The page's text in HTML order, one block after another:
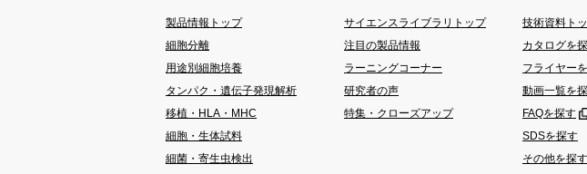
製品情報トップ
細胞分離
用途別細胞培養
タンパク・遺伝子発現解析
移植・HLA・MHC
細胞・生体試料
細菌・寄生虫検出
サイエンスライブラリトップ
注目の製品情報
ラーニングコーナー
研究者の声
特集・クローズアップ
技術資料ト
カタログを
フライヤー
動画一覧を
FAQを探す
SDSを探す
その他を探す